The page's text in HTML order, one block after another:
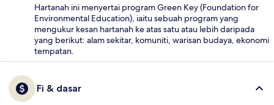
Hartanah ini menyertai program Green Key (Foundation for
Environmental Education), iaitu sebuah program yang
mengukur kesan hartanah ke atas satu atau lebih daripada
yang berikut: alam sekitar, komuniti, warisan budaya, ekonomi
tempatan.
Fi & dasar